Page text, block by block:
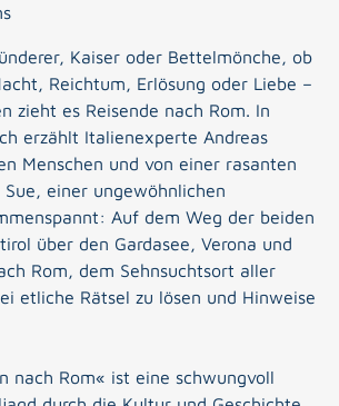
Kaiser oder Bettelmönche, ob
Reichtum, Erlösung oder Liebe –
zieht es Reisende nach Rom. In
erzählt Italienexperte Andreas
Menschen und von einer rasanten
einer ungewöhnlichen
Auf dem Weg der beiden
über den Gardasee, Verona und
Rom, dem Sehnsuchtsort aller
etliche Rätsel zu lösen und Hinweise
nach Rom« ist eine schwungvoll